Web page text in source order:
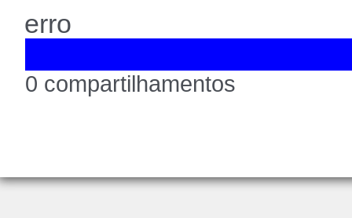
erro
0 compartilhamentos